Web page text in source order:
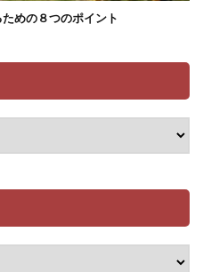
めの８つのポイント